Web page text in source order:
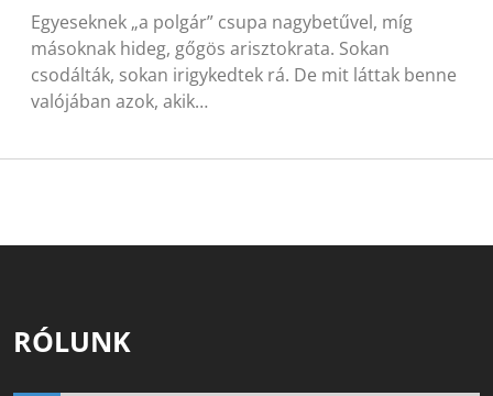
Egyeseknek „a polgár” csupa nagybetűvel, míg
másoknak hideg, gőgös arisztokrata. Sokan
csodálták, sokan irigykedtek rá. De mit láttak benne
valójában azok, akik…
RÓLUNK